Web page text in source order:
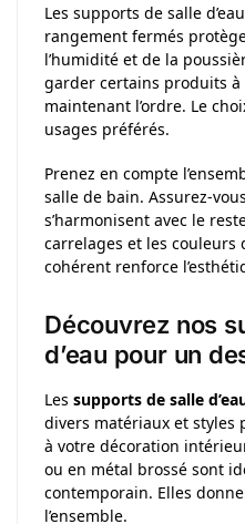
Les supports de salle
rangement fermés
l’humidité et de la
garder certains produits à
maintenant l’ordre. Le
usages préférés.
Prenez en compte
salle de bain. Assurez-
s’harmonisent avec le
carrelages et les couleurs
cohérent renforce
Découvrez nos
d’eau pour un
Les supports de salle
divers matériaux et styles
à votre décoration
ou en métal brossé sont
contemporain. Elles
l’ensemble.